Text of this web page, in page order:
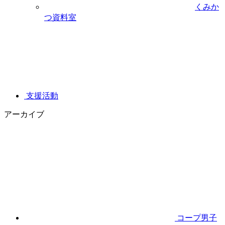
くみか
つ資料室
支援活動
アーカイブ
コープ男子